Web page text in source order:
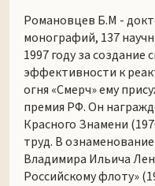
Романовцев Б.М -
монографий, 137
1997 году за
эффективности к
огня «Смерч» ему
премия РФ. Он
Красного Знамени
труд. В
Владимира Ильича
Российскому флоту»